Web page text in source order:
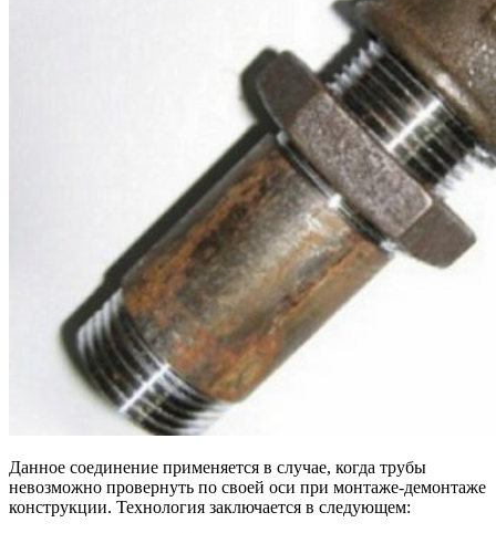
Данное соединение применяется в случае, когда трубы
невозможно провернуть по своей оси при монтаже-демонтаже
конструкции. Технология заключается в следующем: